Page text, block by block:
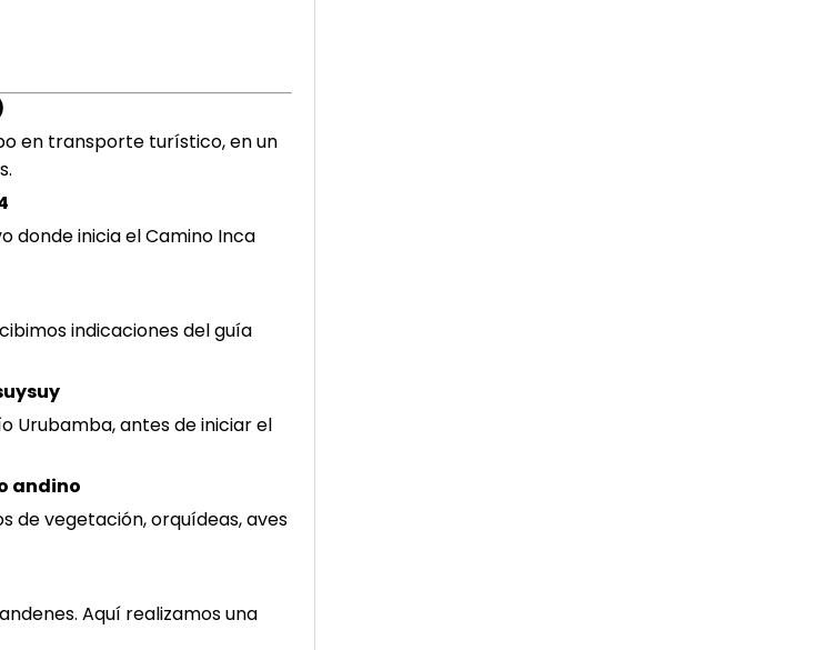
en transporte turístico, en un
donde inicia el Camino Inca
indicaciones del guía
Urubamba, antes de iniciar el
andino
de vegetación, orquídeas, aves
Aquí realizamos una